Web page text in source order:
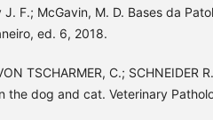
F.; McGavin, M. D. Bases da
ed. 6, 2018.
TSCHARMER, C.; SCHNEIDER
the dog and cat. Veterinary